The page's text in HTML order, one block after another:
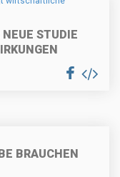
STUDIE
BRAUCHEN